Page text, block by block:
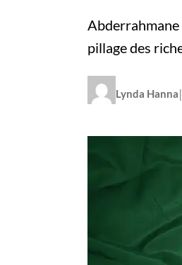
Abderrahmane
pillage des
Lynda Hanna|